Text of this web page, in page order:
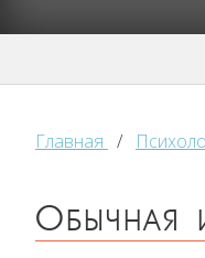
Главная /
Обычная